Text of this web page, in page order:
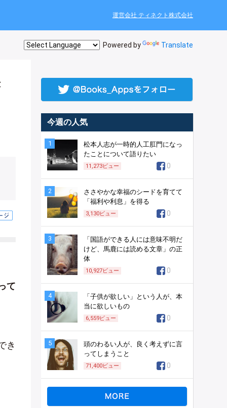
運営会社 ティネクト株式会社
Powered by Translate
て
き
今週の人気
1
松本人志が一時的人工肛門になっ
たことについて語りたい
11,273ビュー 0
2
ささやかな幸福のシードを育てて
「福利や利息」を得る
3,130ビュー 0
3
「国語ができる人には意味不明だ
けど、馬鹿には読める文章」の正
体
10,927ビュー 0
4
「子供が欲しい」という人が、本
当に欲しいもの
6,559ビュー 0
5
頭のわるい人が、良く考えずに言
ってしまうこと
71,400ビュー 0